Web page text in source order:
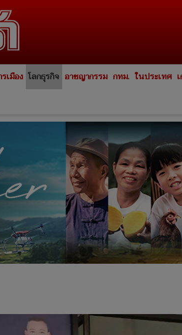
เมือง โลกธุรกิจ อาชญากรรม กทม. ในประเทศ